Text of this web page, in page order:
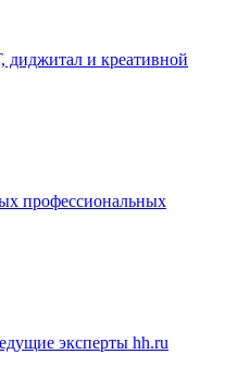
диджитал и креативной
профессиональных
эксперты hh.ru